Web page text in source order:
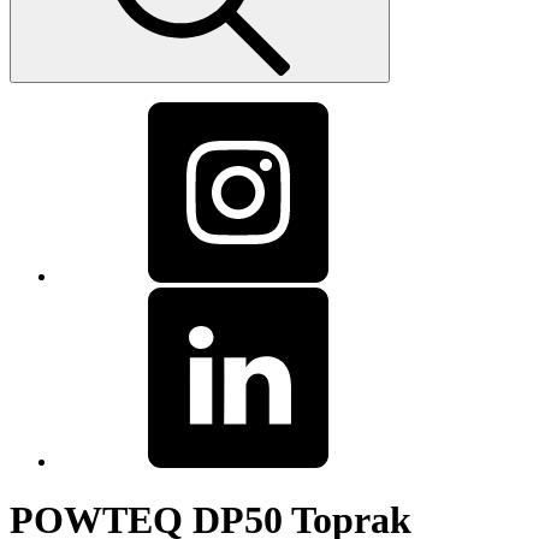
POWTEQ DP50 Toprak